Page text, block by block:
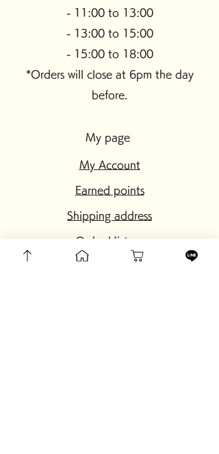
- 11:00 to 13:00
- 13:00 to 15:00
- 15:00 to 18:00
*Orders will close at 6pm the day
before.
My page
My Account
Earned points
Shipping address
Order History